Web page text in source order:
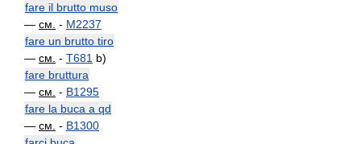
fare il brutto muso
— см. - M2237
fare un brutto tiro
— см. - T681 b)
fare bruttura
— см. - B1295
fare la buca a qd
— см. - B1300